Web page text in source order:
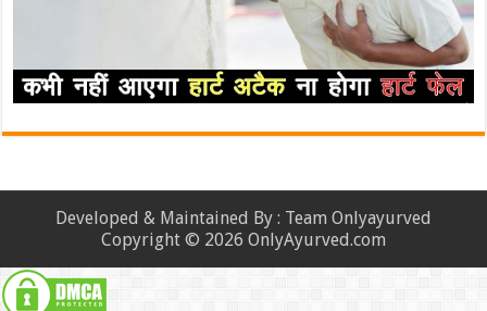
Developed & Maintained By : Team Onlyayurved
Copyright © 2026 OnlyAyurved.com